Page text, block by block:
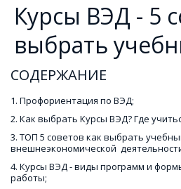
Курсы ВЭД - 5
выбрать
СОДЕРЖАНИЕ
1. Профориентация по ВЭД;
2. Как выбрать Курсы ВЭД? Где
3. ТОП 5 советов как выбрать
внешнеэкономической
4. Курсы ВЭД - виды программ и
работы;